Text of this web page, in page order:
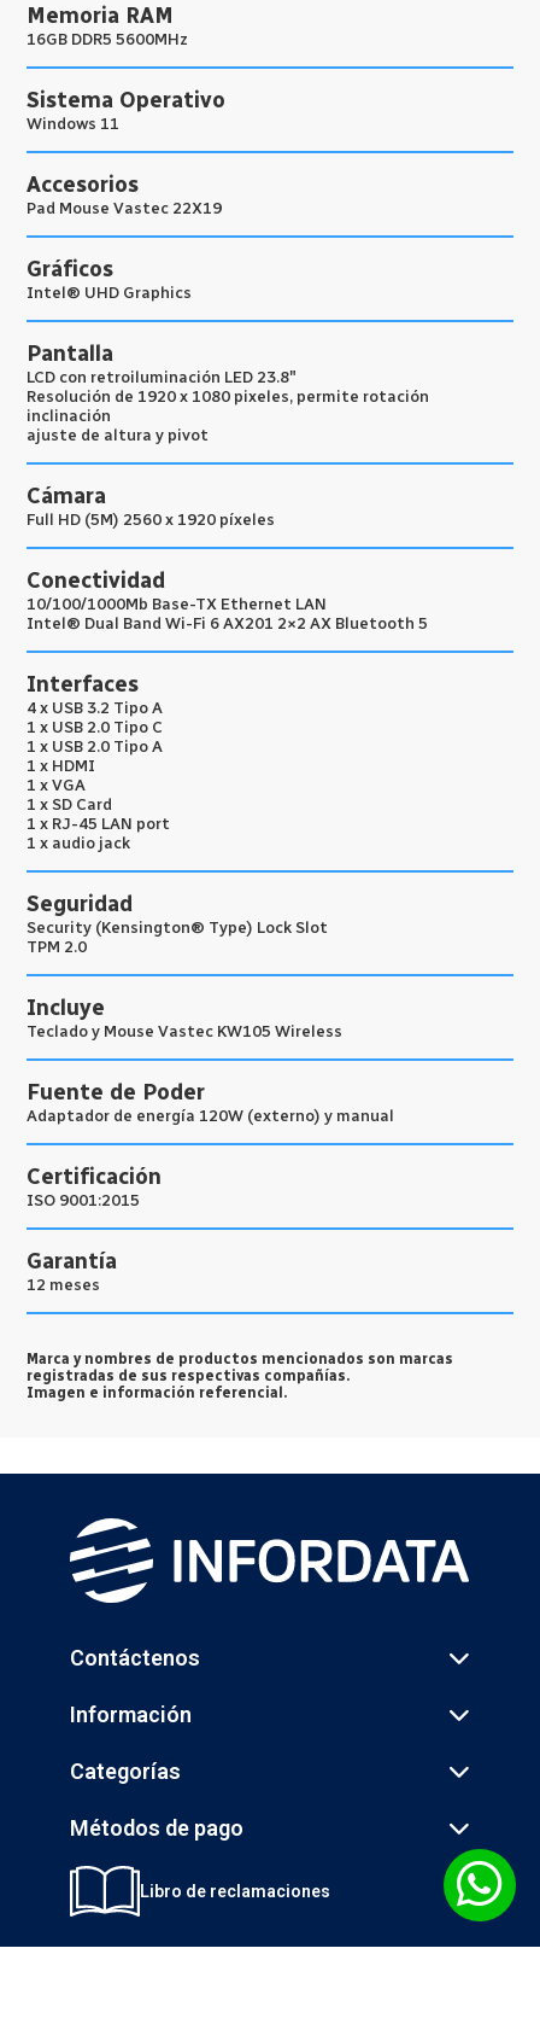
Memoria RAM
16GB DDR5 5600MHz
Sistema Operativo
Windows 11
Accesorios
Pad Mouse Vastec 22X19
Gráficos
Intel® UHD Graphics
Pantalla
LCD con retroiluminación LED 23.8″
Resolución de 1920 x 1080 pixeles, permite rotación
inclinación
ajuste de altura y pivot
Cámara
Full HD (5M) 2560 x 1920 píxeles
Conectividad
10/100/1000Mb Base-TX Ethernet LAN
Intel® Dual Band Wi-Fi 6 AX201 2×2 AX Bluetooth 5
Interfaces
4 x USB 3.2 Tipo A
1 x USB 2.0 Tipo C
1 x USB 2.0 Tipo A
1 x HDMI
1 x VGA
1 x SD Card
1 x RJ-45 LAN port
1 x audio jack
Seguridad
Security (Kensington® Type) Lock Slot
TPM 2.0
Incluye
Teclado y Mouse Vastec KW105 Wireless
Fuente de Poder
Adaptador de energía 120W (externo) y manual
Certificación
ISO 9001:2015
Garantía
12 meses
Marca y nombres de productos mencionados son marcas
registradas de sus respectivas compañías.
Imagen e información referencial.
Contáctenos
Información
Categorías
Métodos de pago
Libro de reclamaciones